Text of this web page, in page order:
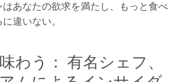
はあなたの欲求を満たし、もっと食べ
違いない。
わう： 有名シェフ、